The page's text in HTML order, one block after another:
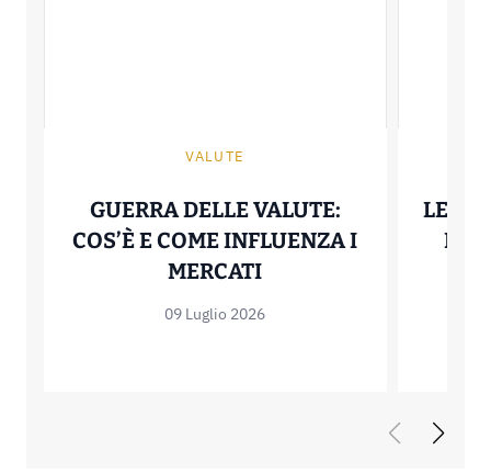
VALUTE
GUERRA DELLE VALUTE:
COS’È E COME INFLUENZA I
MERCATIGUERRA DELLE
09 Luglio 2026